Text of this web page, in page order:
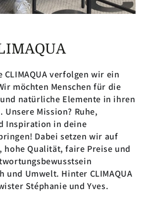
CLIMAQUA verfolgen wir ein
möchten Menschen für die
natürliche Elemente in ihren
Mission? Ruhe,
Inspiration in deine
Dabei setzen wir auf
hohe Qualität, faire Preise und
und Umwelt. Hinter CLIMAQUA
Stéphanie und Yves.